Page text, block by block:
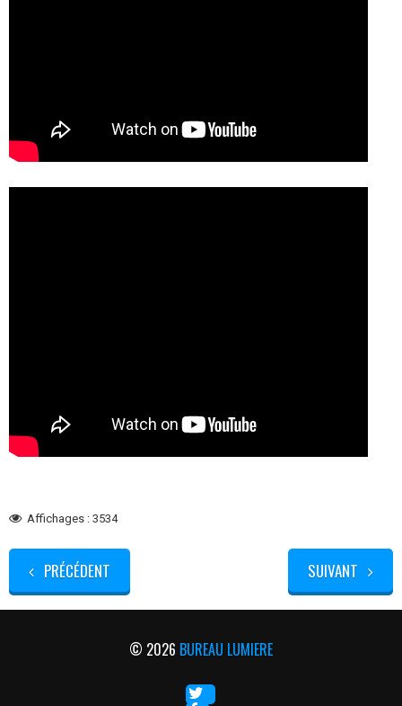
Affichages : 3534
PRÉCÉDENT SUIVANT
© 2026 BUREAU LUMIERE